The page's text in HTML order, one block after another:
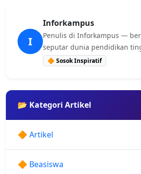
I
Inforkampus
Penulis di Inforkampus —
seputar dunia pendidikan
🔶 Sosok Inspiratif
📂 Kategori Artikel
🔶 Artikel
🔶 Beasiswa